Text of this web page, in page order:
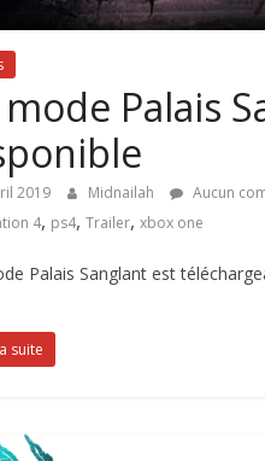
mode Palais
2019 Midnailah Aucun
4, ps4, Trailer, xbox one
Palais Sanglant est
suite